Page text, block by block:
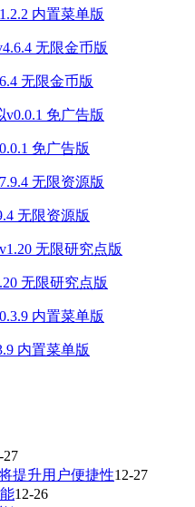
内置菜单版
无限金币版
免广告版
无限资源版
无限研究点版
内置菜单版
27
提升用户便捷性12-27
12-26